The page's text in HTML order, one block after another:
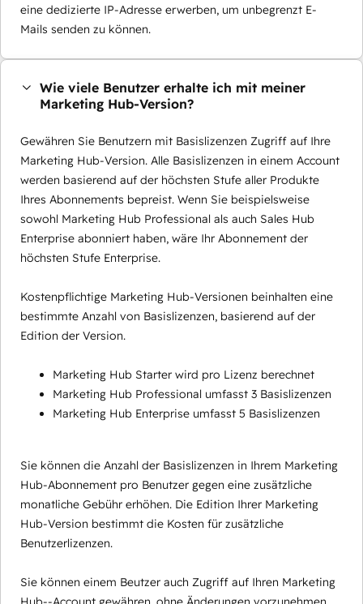
eine dedizierte IP-Adresse erwerben, um unbegrenzt E-
Mails senden zu können.
Wie viele Benutzer erhalte ich mit meiner
Marketing Hub-Version?
Gewähren Sie Benutzern mit Basislizenzen Zugriff auf Ihre
Marketing Hub-Version. Alle Basislizenzen in einem Account
werden basierend auf der höchsten Stufe aller Produkte
Ihres Abonnements bepreist. Wenn Sie beispielsweise
sowohl Marketing Hub Professional als auch Sales Hub
Enterprise abonniert haben, wäre Ihr Abonnement der
höchsten Stufe Enterprise.
Kostenpflichtige Marketing Hub-Versionen beinhalten eine
bestimmte Anzahl von Basislizenzen, basierend auf der
Edition der Version.
Marketing Hub Starter wird pro Lizenz berechnet
Marketing Hub Professional umfasst 3 Basislizenzen
Marketing Hub Enterprise umfasst 5 Basislizenzen
Sie können die Anzahl der Basislizenzen in Ihrem Marketing
Hub-Abonnement pro Benutzer gegen eine zusätzliche
monatliche Gebühr erhöhen. Die Edition Ihrer Marketing
Hub-Version bestimmt die Kosten für zusätzliche
Benutzerlizenzen.
Sie können einem Beutzer auch Zugriff auf Ihren Marketing